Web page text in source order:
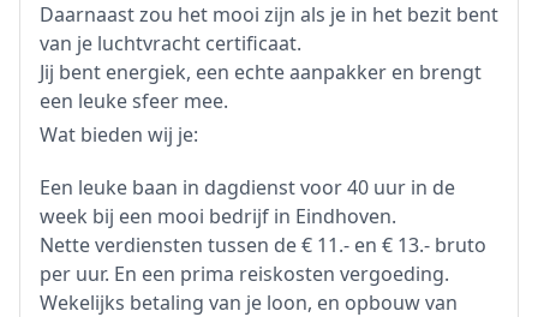
Daarnaast zou het mooi zijn als je in het bezit bent
van je luchtvracht certificaat.
Jij bent energiek, een echte aanpakker en brengt
een leuke sfeer mee.
Wat bieden wij je:
Een leuke baan in dagdienst voor 40 uur in de
week bij een mooi bedrijf in Eindhoven.
Nette verdiensten tussen de € 11.- en € 13.- bruto
per uur. En een prima reiskosten vergoeding.
Wekelijks betaling van je loon, en opbouw van